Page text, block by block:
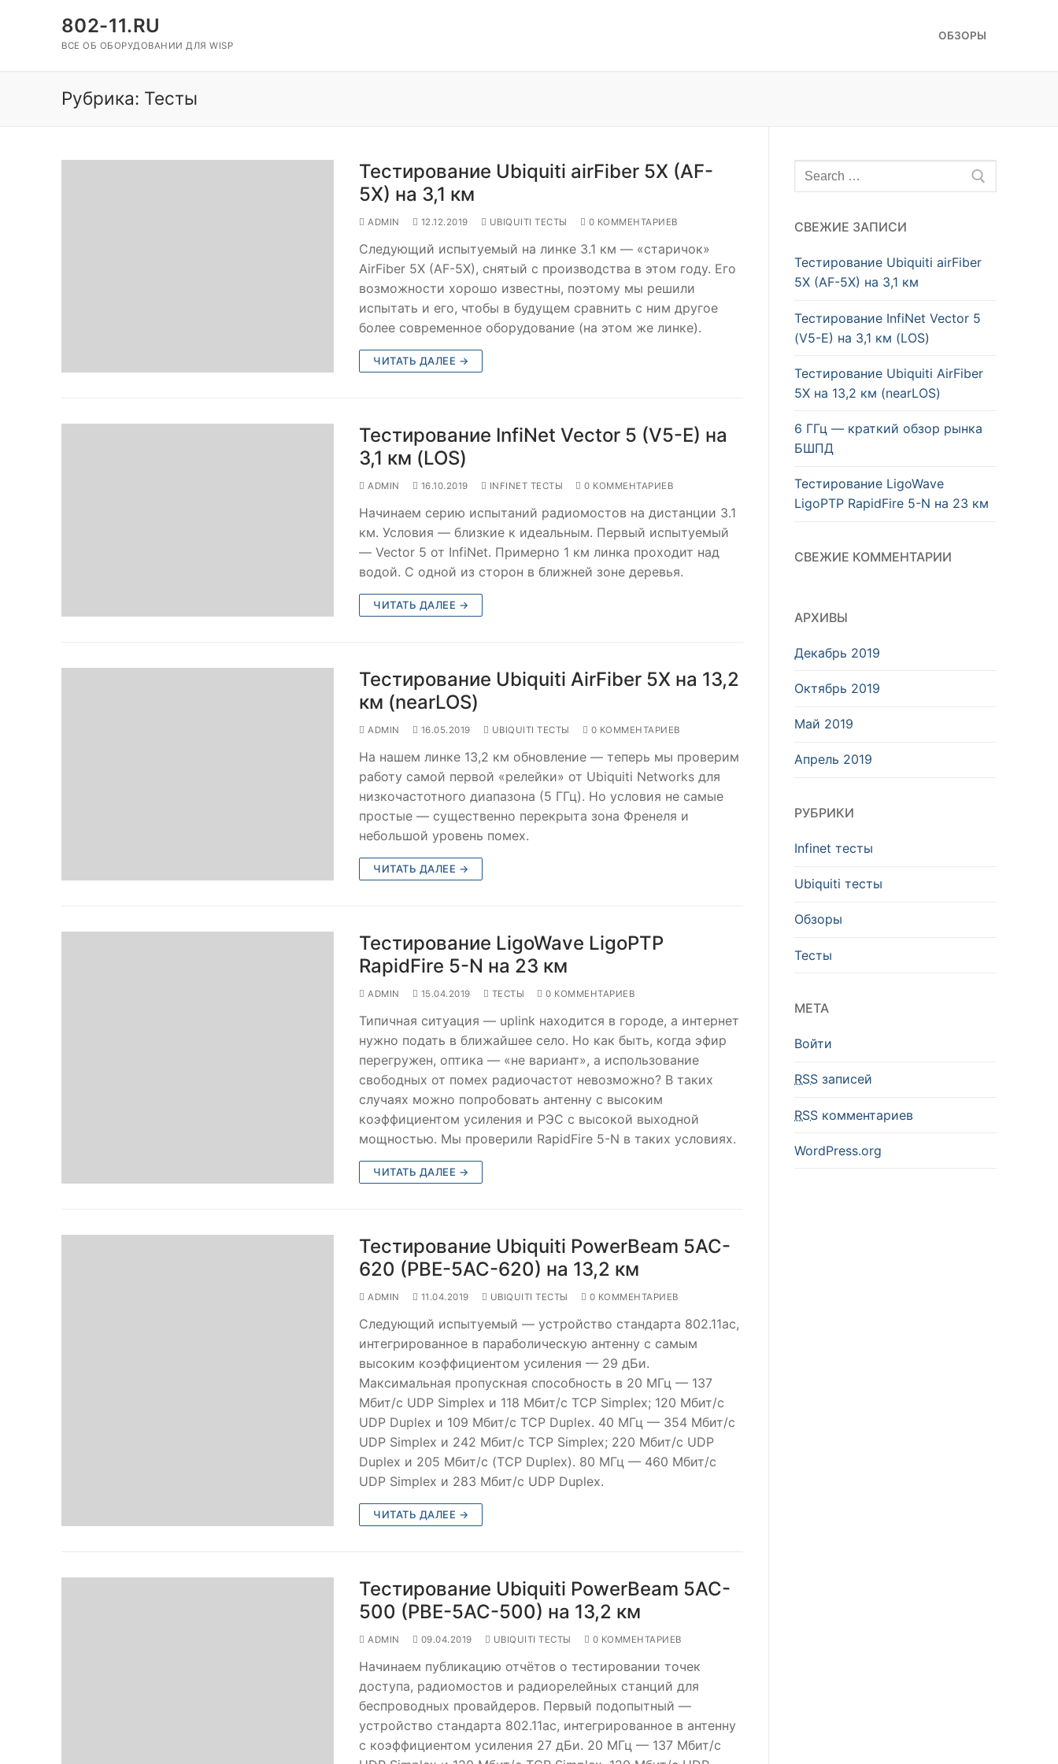
содержимому
802-11.RU
ВСЕ ОБ ОБОРУДОВАНИИ ДЛЯ WISP
ОБЗОРЫ
Рубрика: Тесты
Тестирование Ubiquiti airFiber 5X (AF-
5X) на 3,1 км
ADMIN 12.12.2019 UBIQUITI ТЕСТЫ 0 КОММЕНТАРИЕВ
Следующий испытуемый на линке 3.1 км — «старичок»
AirFiber 5X (AF-5X), снятый с производства в этом году. Его
возможности хорошо известны, поэтому мы решили
испытать и его, чтобы в будущем сравнить с ним другое
более современное оборудование (на этом же линке).
ЧИТАТЬ ДАЛЕЕ →
Тестирование InfiNet Vector 5 (V5-E) на
3,1 км (LOS)
ADMIN 16.10.2019 INFINET ТЕСТЫ 0 КОММЕНТАРИЕВ
Начинаем серию испытаний радиомостов на дистанции 3.1
км. Условия — близкие к идеальным. Первый испытуемый
— Vector 5 от InfiNet. Примерно 1 км линка проходит над
водой. C одной из сторон в ближней зоне деревья.
ЧИТАТЬ ДАЛЕЕ →
Тестирование Ubiquiti AirFiber 5X на 13,2
км (nearLOS)
ADMIN 16.05.2019 UBIQUITI ТЕСТЫ 0 КОММЕНТАРИЕВ
На нашем линке 13,2 км обновление — теперь мы проверим
работу самой первой «релейки» от Ubiquiti Networks для
низкочастотного диапазона (5 ГГц). Но условия не самые
простые — существенно перекрыта зона Френеля и
небольшой уровень помех.
ЧИТАТЬ ДАЛЕЕ →
Тестирование LigoWave LigoPTP
RapidFire 5-N на 23 км
ADMIN 15.04.2019 ТЕСТЫ 0 КОММЕНТАРИЕВ
Типичная ситуация — uplink находится в городе, а интернет
нужно подать в ближайшее село. Но как быть, когда эфир
перегружен, оптика — «не вариант», а использование
свободных от помех радиочастот невозможно? В таких
случаях можно попробовать антенну с высоким
коэффициентом усиления и РЭС с высокой выходной
мощностью. Мы проверили RapidFire 5-N в таких условиях.
ЧИТАТЬ ДАЛЕЕ →
Тестирование Ubiquiti PowerBeam 5AC-
620 (PBE-5AC-620) на 13,2 км
ADMIN 11.04.2019 UBIQUITI ТЕСТЫ 0 КОММЕНТАРИЕВ
Следующий испытуемый — устройство стандарта 802.11ac,
интегрированное в параболическую антенну с самым
высоким коэффициентом усиления — 29 дБи.
Максимальная пропускная способность в 20 МГц — 137
Мбит/с UDP Simplex и 118 Мбит/с TCP Simplex; 120 Мбит/с
UDP Duplex и 109 Мбит/с TCP Duplex. 40 МГц — 354 Мбит/с
UDP Simplex и 242 Мбит/с TCP Simplex; 220 Мбит/с UDP
Duplex и 205 Мбит/с (TCP Duplex). 80 МГц — 460 Мбит/с
UDP Simplex и 283 Мбит/с UDP Duplex.
ЧИТАТЬ ДАЛЕЕ →
Тестирование Ubiquiti PowerBeam 5AC-
500 (PBE-5AC-500) на 13,2 км
ADMIN 09.04.2019 UBIQUITI ТЕСТЫ 0 КОММЕНТАРИЕВ
Начинаем публикацию отчётов о тестировании точек
доступа, радиомостов и радиорелейных станций для
беспроводных провайдеров. Первый подопытный —
устройство стандарта 802.11ac, интегрированное в антенну
с коэффициентом усиления 27 дБи. 20 МГц — 137 Мбит/с
Искать:
СВЕЖИЕ ЗАПИСИ
Тестирование Ubiquiti airFiber
5X (AF-5X) на 3,1 км
Тестирование InfiNet Vector 5
(V5-E) на 3,1 км (LOS)
Тестирование Ubiquiti AirFiber
5X на 13,2 км (nearLOS)
6 ГГц — краткий обзор рынка
БШПД
Тестирование LigoWave
LigoPTP RapidFire 5-N на 23 км
СВЕЖИЕ КОММЕНТАРИИ
АРХИВЫ
Декабрь 2019
Октябрь 2019
Май 2019
Апрель 2019
РУБРИКИ
Infinet тесты
Ubiquiti тесты
Обзоры
Тесты
МЕТА
Войти
RSS записей
RSS комментариев
WordPress.org